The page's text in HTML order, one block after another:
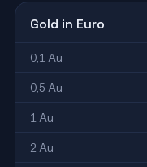
Gold in Euro
0,1 Au
0,5 Au
1 Au
2 Au